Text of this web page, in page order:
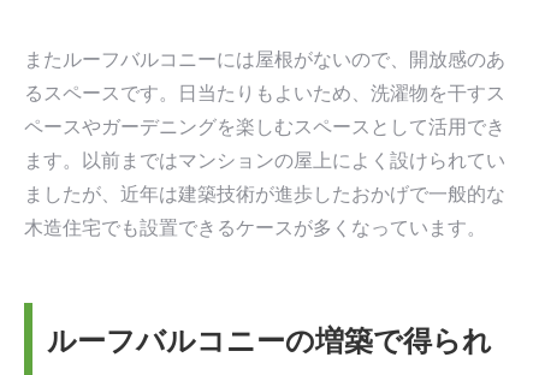
またルーフバルコニーには屋根がないので、開放感のあ
るスペースです。日当たりもよいため、洗濯物を干すス
ペースやガーデニングを楽しむスペースとして活用でき
ます。以前まではマンションの屋上によく設けられてい
ましたが、近年は建築技術が進歩したおかげで一般的な
木造住宅でも設置できるケースが多くなっています。
ルーフバルコニーの増築で得られ